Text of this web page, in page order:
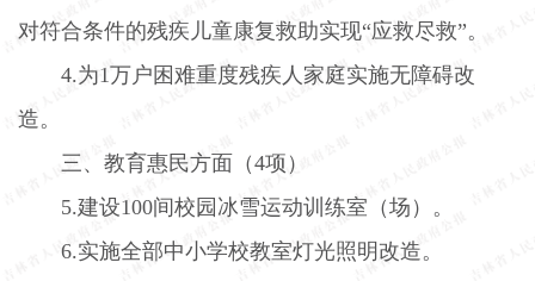
对符合条件的残疾儿童康复救助实现“应救尽救”。
4.为1万户困难重度残疾人家庭实施无障碍改
造。
三、教育惠民方面（4项）
5.建设100间校园冰雪运动训练室（场）。
6.实施全部中小学校教室灯光照明改造。